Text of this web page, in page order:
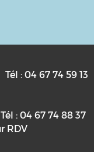
Tél :04 67 74 59 13
Tél :04 67 74 88 37
RDV